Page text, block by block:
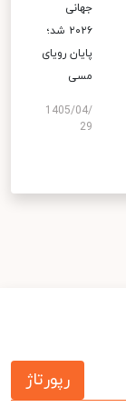
جهانی
۲۰۲۶ شد؛
پایان رویای
مسی
1405/04/
29
رپورتاژ